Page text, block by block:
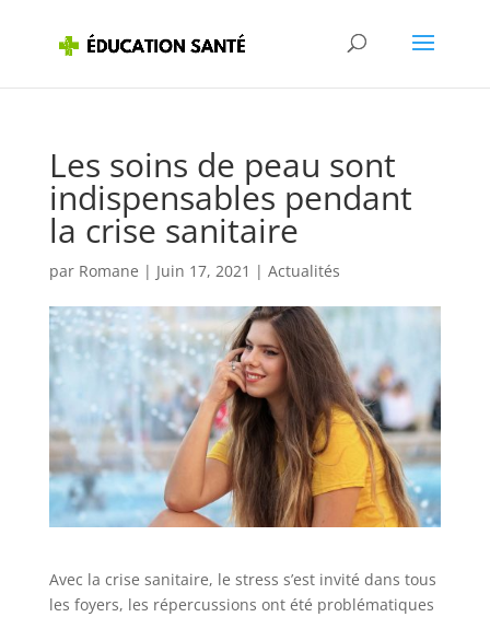
Les soins de peau sont
indispensables pendant
la crise sanitaire
par Romane | Juin 17, 2021 | Actualités
Avec la crise sanitaire, le stress s’est invité dans tous
les foyers, les répercussions ont été problématiques